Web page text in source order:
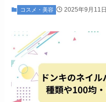
コスメ・美容 2025年9月11日